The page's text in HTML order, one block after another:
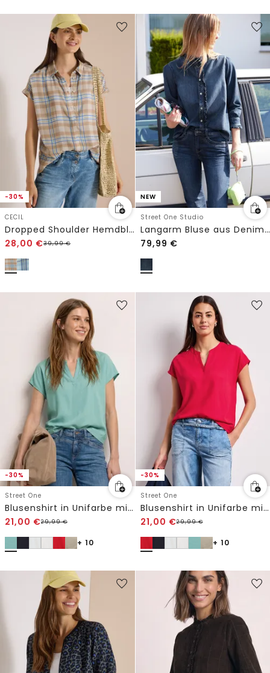
-30%
CECIL
Dropped Shoulder Hemdbluse mit Print
28,00 €39,99€
NEW
Street One Studio
Langarm Bluse aus Denim mit Rüschen
79,99 €
-30%
Street One
Blusenshirt in Unifarbe mit Split Neck
21,00 €29,99€
+ 10
-30%
Street One
Blusenshirt in Unifarbe mit Split Neck
21,00 €29,99€
+ 10